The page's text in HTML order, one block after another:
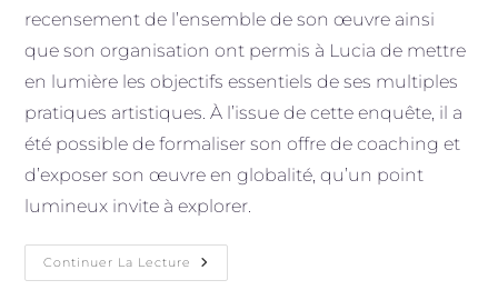
recensement de l’ensemble de son œuvre ainsi
que son organisation ont permis à Lucia de mettre
en lumière les objectifs essentiels de ses multiples
pratiques artistiques. À l’issue de cette enquête, il a
été possible de formaliser son offre de coaching et
d’exposer son œuvre en globalité, qu’un point
lumineux invite à explorer.
Continuer La Lecture Lucia
Wainberg